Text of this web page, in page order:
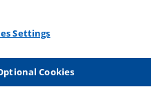
Settings
Cookies